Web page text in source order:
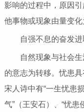
影响的过程中，原因
他事物或现象由量变化
自强不息的奋发
自然现象与社会
的意志为转移。忧患
宋人诗中有“一生忧患
气”（王安石）、“忧